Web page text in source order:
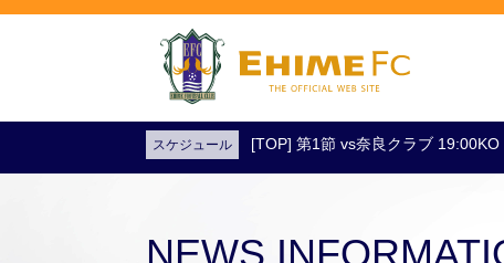
試合日程・結果 アクセス
スケジュール [TOP] 第1節 vs奈良クラブ 19:00KO
NEWS